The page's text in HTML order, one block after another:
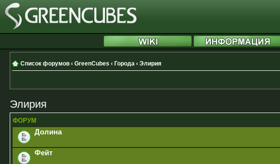
Список форумов ‹ GreenCubes ‹ Города ‹ Элирия
Элирия
ФОРУМ
Долина
Фейт